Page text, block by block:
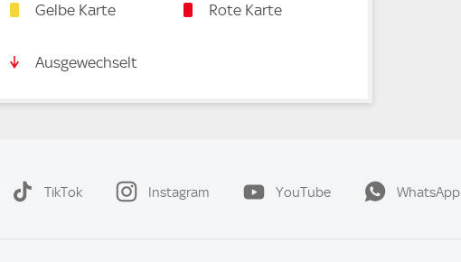
Gelbe Karte Rote Karte
Ausgewechselt
TikTok Instagram YouTube WhatsApp